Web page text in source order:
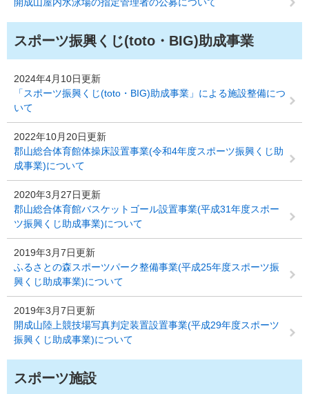
開成山屋内水泳場の指定管理者の公募について
スポーツ振興くじ(toto・BIG)助成事業
2024年4月10日更新
「スポーツ振興くじ(toto・BIG)助成事業」による施設整備につ
いて
2022年10月20日更新
郡山総合体育館体操床設置事業(令和4年度スポーツ振興くじ助
成事業)について
2020年3月27日更新
郡山総合体育館バスケットゴール設置事業(平成31年度スポー
ツ振興くじ助成事業)について
2019年3月7日更新
ふるさとの森スポーツパーク整備事業(平成25年度スポーツ振
興くじ助成事業)について
2019年3月7日更新
開成山陸上競技場写真判定装置設置事業(平成29年度スポーツ
振興くじ助成事業)について
スポーツ施設